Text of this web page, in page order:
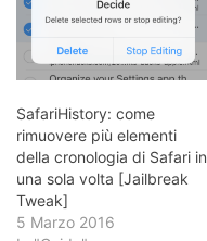
SafariHistory: come
rimuovere più elementi
della cronologia di Safari in
una sola volta [Jailbreak
Tweak]
5 Marzo 2016